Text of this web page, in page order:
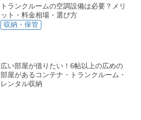
トランクルームの空調設備は必要？メリ
ット・料金相場・選び方
収納・保管
広い部屋が借りたい！6帖以上の広めの
部屋があるコンテナ・トランクルーム・
レンタル収納